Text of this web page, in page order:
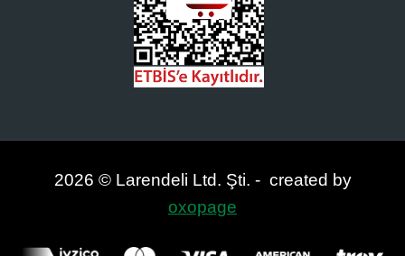
2026 © Larendeli Ltd. Şti. - created by
oxopage